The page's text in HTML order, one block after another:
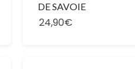
DE SAVOIE
24,90€